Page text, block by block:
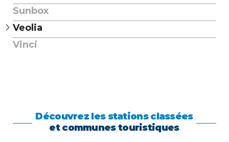
Sunbox
Veolia
Vinci
Découvrez les stations classées
et communes touristiques